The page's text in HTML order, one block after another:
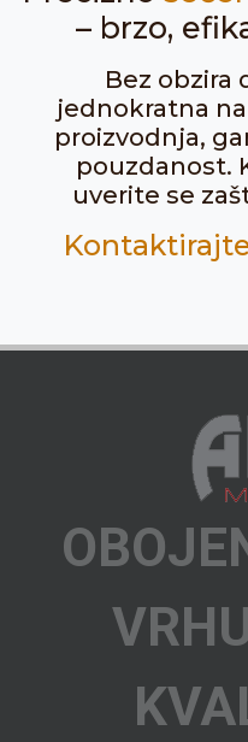
– brzo,
Bez obzira
jednokratna
proizvodnja,
pouzdanost.
uverite se